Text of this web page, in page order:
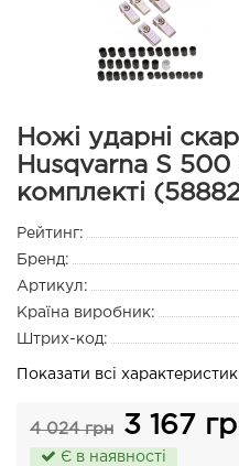
Ножі ударні
Husqvarna S
комплекті
Рейтинг:
Бренд:
Артикул:
Країна виробник:
Штрих-код:
Показати всі
4 024 грн 3 167
Є в наявності